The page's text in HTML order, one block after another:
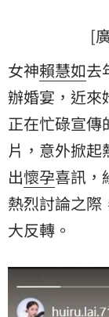
[
女神賴慧如去
辦婚宴，近來
正在忙碌宣傳
片，意外掀
出懷孕喜訊，
熱烈討論之際
大反轉。